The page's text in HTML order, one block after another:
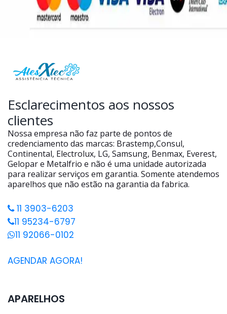
Esclarecimentos aos nossos
clientes
Nossa empresa não faz parte de pontos de
credenciamento das marcas: Brastemp,Consul,
Continental, Electrolux, LG, Samsung, Benmax, Everest,
Gelopar e Metalfrio e não é uma unidade autorizada
para realizar serviços em garantia. Somente atendemos
aparelhos que não estão na garantia da fabrica.
11 3903-6203
11 95234-6797
11 92066-0102
AGENDAR AGORA!
APARELHOS